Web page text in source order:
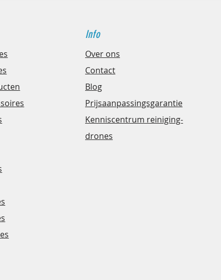
Info
Over ons
Contact
Blog
Prijsaanpassingsgarantie
Kenniscentrum reiniging-
drones